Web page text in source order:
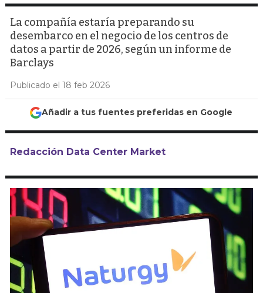
La compañía estaría preparando su
desembarco en el negocio de los centros de
datos a partir de 2026, según un informe de
Barclays
Publicado el 18 feb 2026
Añadir a tus fuentes preferidas en Google
Redacción Data Center Market